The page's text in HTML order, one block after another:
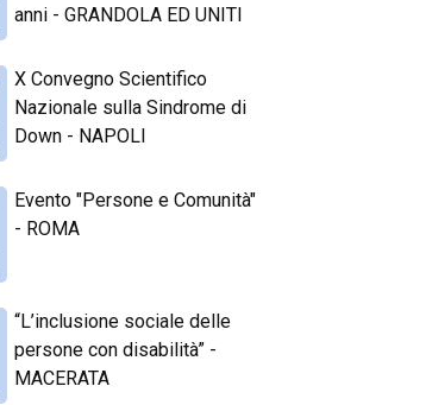
anni - GRANDOLA ED UNITI
X Convegno Scientifico
Nazionale sulla Sindrome di
Down - NAPOLI
Evento "Persone e Comunità"
- ROMA
“L’inclusione sociale delle
persone con disabilità” -
MACERATA